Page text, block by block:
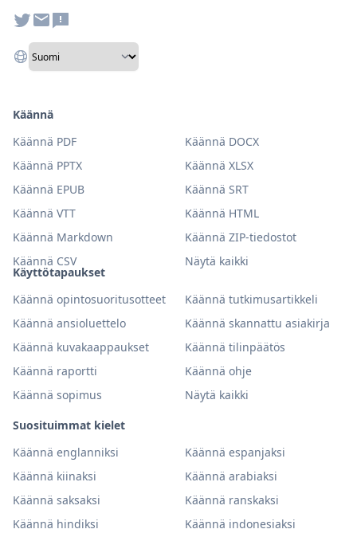
Käyttötapaukset
Käännä opintosuoritusotteet
Käännä tutkimusartikkeli
Käännä ansioluettelo
Käännä skannattu asiakirja
Käännä kuvakaappaukset
Käännä tilinpäätös
Käännä raportti
Käännä ohje
Käännä sopimus
Näytä kaikki
Suosituimmat kielet
Käännä englanniksi
Käännä espanjaksi
Käännä kiinaksi
Käännä arabiaksi
Käännä saksaksi
Käännä ranskaksi
Käännä hindiksi
Käännä indonesiaksi
Käännä
Käännä PDF
Käännä DOCX
Käännä PPTX
Käännä XLSX
Käännä EPUB
Käännä SRT
Käännä VTT
Käännä HTML
Käännä Markdown
Käännä ZIP-tiedostot
Käännä CSV
Näytä kaikki